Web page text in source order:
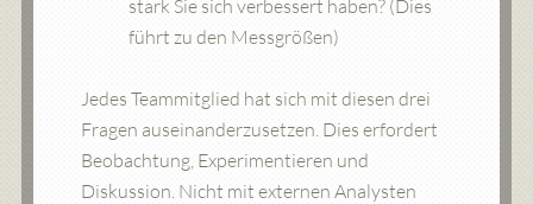
stark Sie sich verbessert haben? (Dies
führt zu den Messgrößen)
Jedes Teammitglied hat sich mit diesen drei
Fragen auseinanderzusetzen. Dies erfordert
Beobachtung, Experimentieren und
Diskussion. Nicht mit externen Analysten